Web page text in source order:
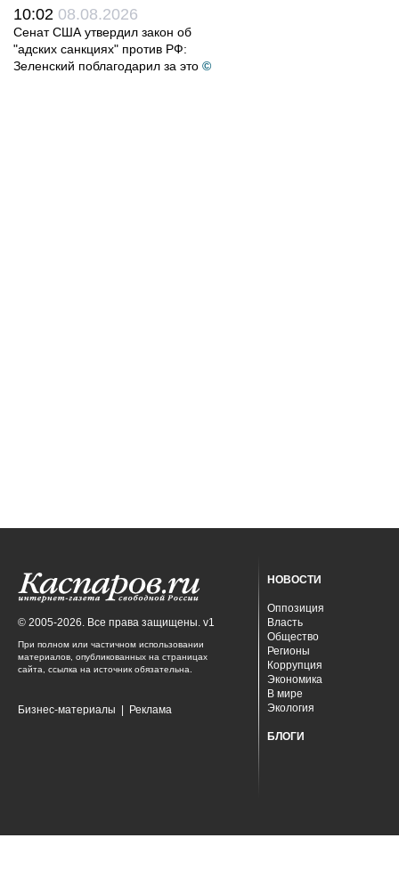
10:02 08.08.2026
Сенат США утвердил закон об
"адских санкциях" против РФ:
Зеленский поблагодарил за это ©
© 2005-2026. Все права защищены. v1
При полном или частичном использовании
материалов, опубликованных на страницах
сайта, ссылка на источник обязательна.
Бизнес-материалы Реклама
НОВОСТИ
Оппозиция
Власть
Общество
Регионы
Коррупция
Экономика
В мире
Экология
БЛОГИ